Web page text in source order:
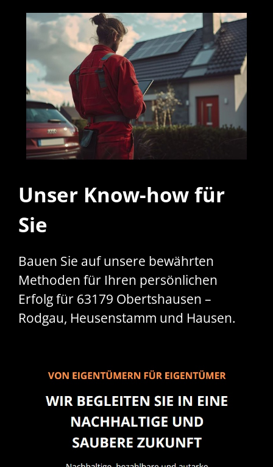
Unser Know-how für
Sie
Bauen Sie auf unsere bewährten
Methoden für Ihren persönlichen
Erfolg für 63179 Obertshausen –
Rodgau, Heusenstamm und Hausen.